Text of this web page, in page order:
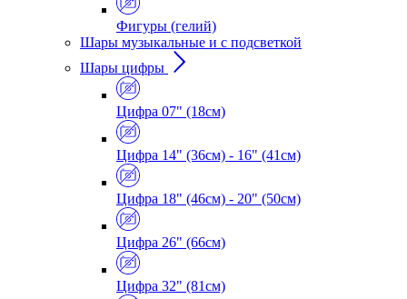
Фигуры (гелий)
Шары музыкальные и с подсветкой
Шары цифры
Цифра 07" (18см)
Цифра 14" (36см) - 16" (41см)
Цифра 18" (46см) - 20" (50см)
Цифра 26" (66см)
Цифра 32" (81см)